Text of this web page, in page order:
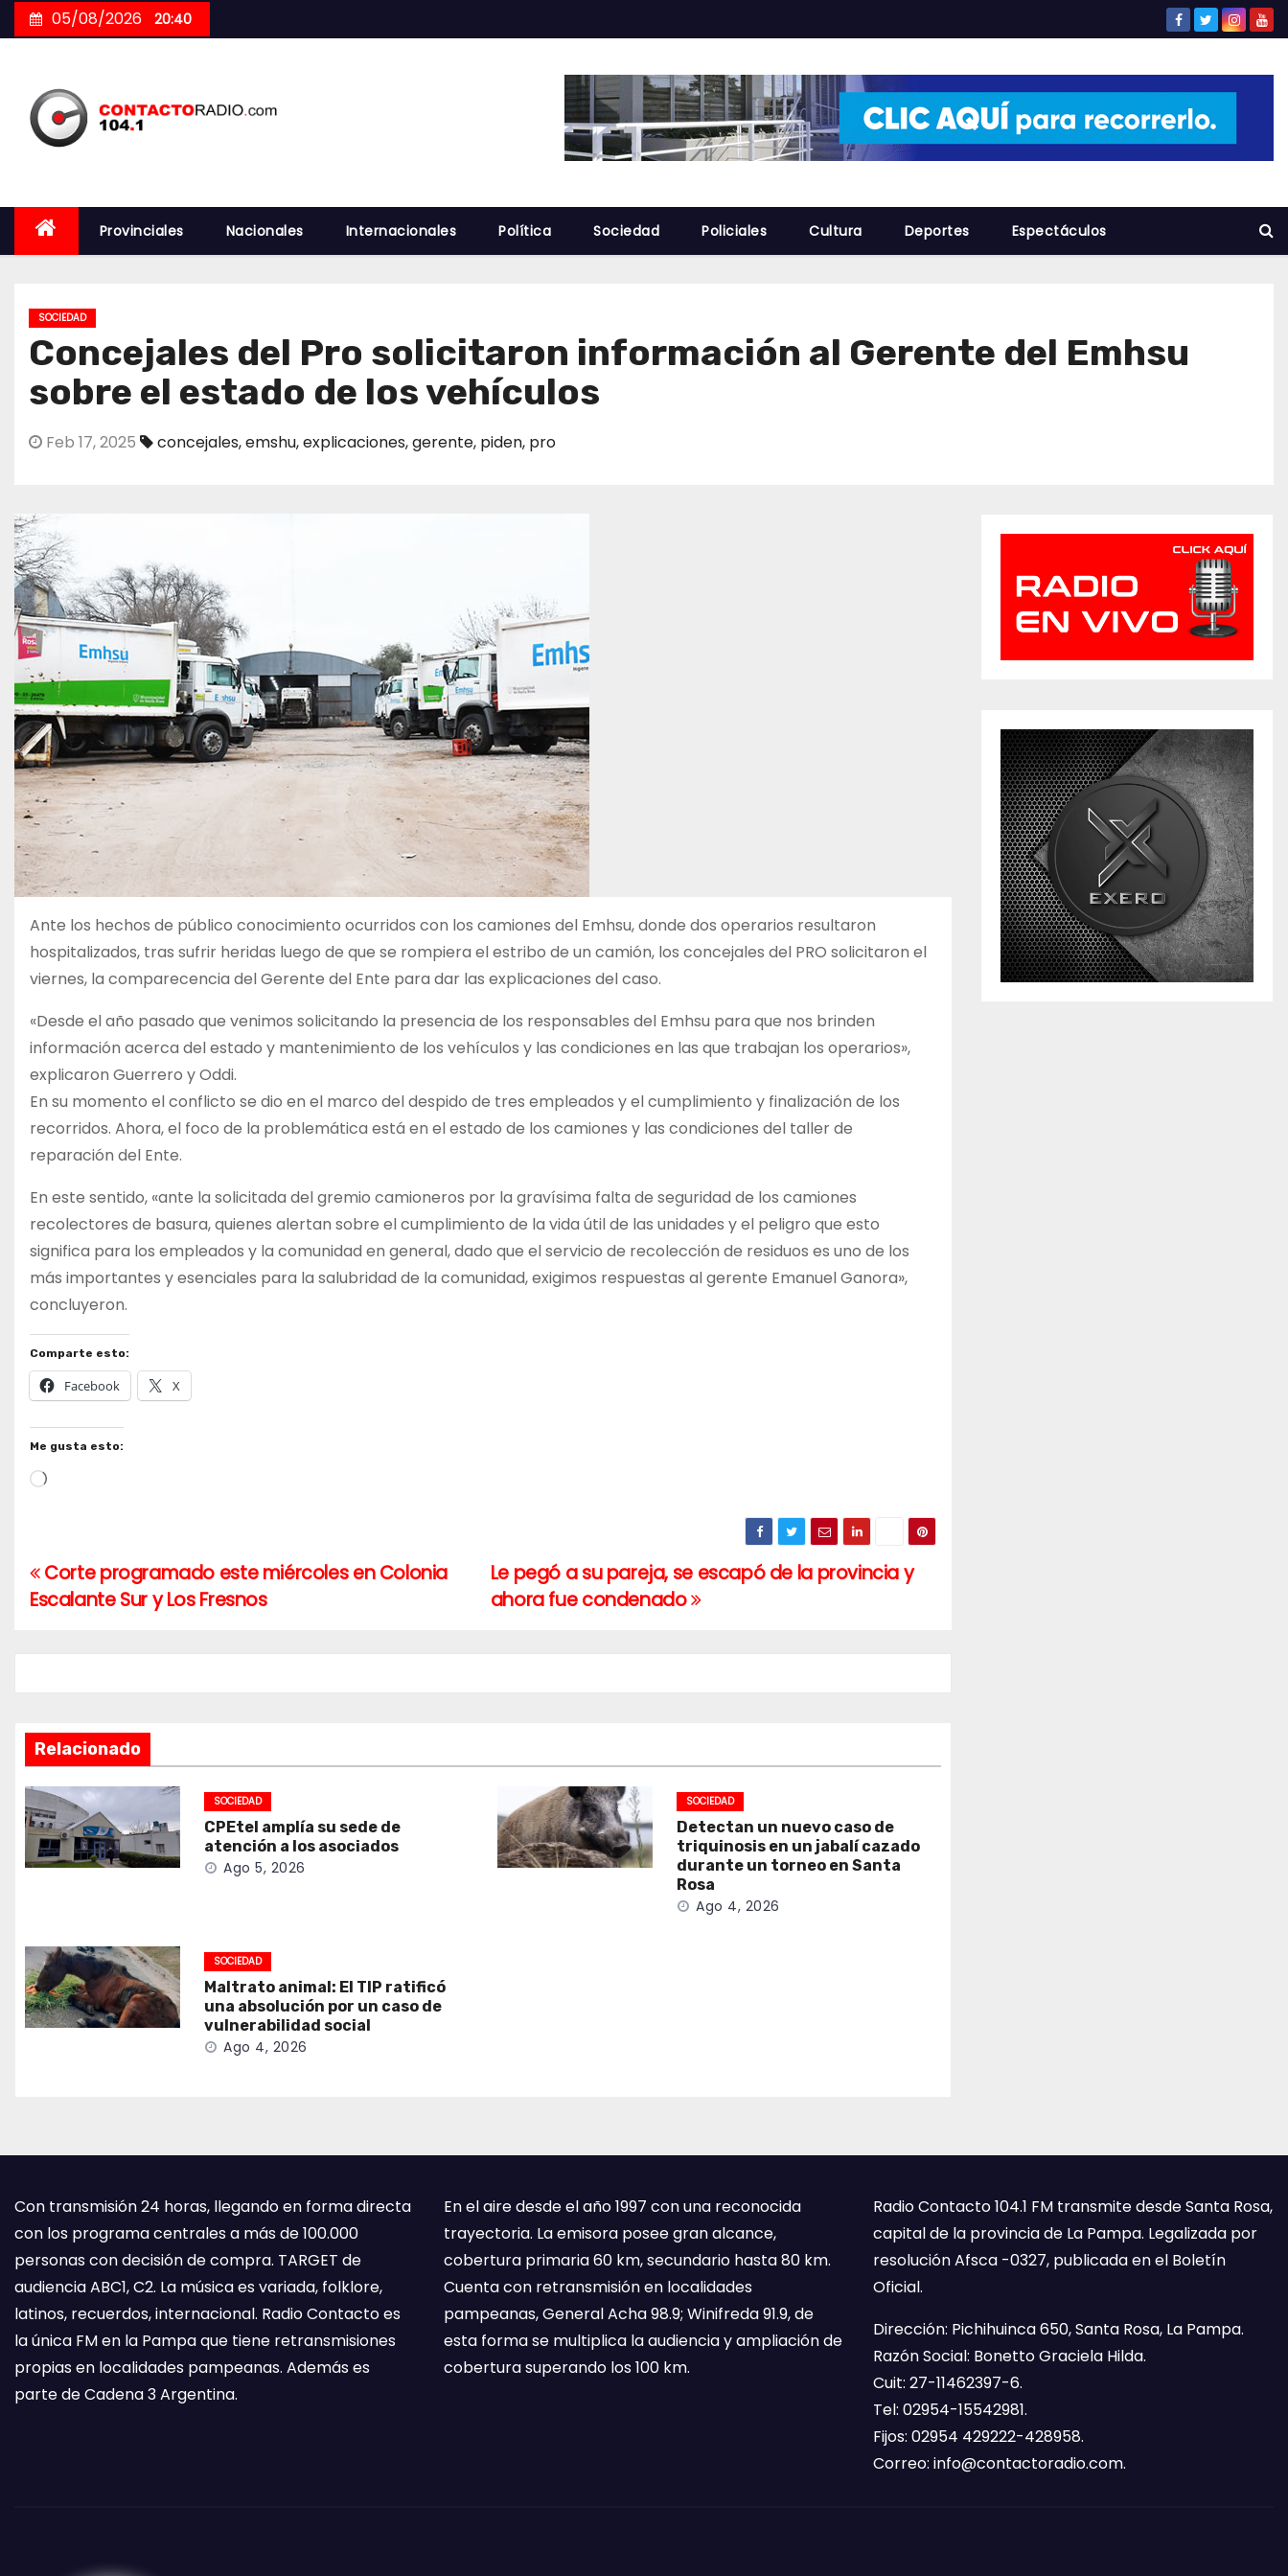
to
05/08/2026 20:40
Provinciales Nacionales Internacionales Política Sociedad Policiales Cultura Deportes Espectáculos
SOCIEDAD
Concejales del Pro solicitaron información al Gerente del Emhsu
sobre el estado de los vehículos
Feb 17, 2025 concejales,emshu,explicaciones,gerente, piden, pro
Ante los hechos de público conocimiento ocurridos con los camiones del Emhsu, donde dos operarios resultaron
hospitalizados, tras sufrir heridas luego de que se rompiera el estribo de un camión, los concejales del PRO solicitaron el
viernes, la comparecencia del Gerente del Ente para dar las explicaciones del caso.
«Desde el año pasado que venimos solicitando la presencia de los responsables del Emhsu para que nos brinden
información acerca del estado y mantenimiento de los vehículos y las condiciones en las que trabajan los operarios»,
explicaron Guerrero y Oddi.
En su momento el conflicto se dio en el marco del despido de tres empleados y el cumplimiento y finalización de los
recorridos. Ahora, el foco de la problemática está en el estado de los camiones y las condiciones del taller de
reparación del Ente.
En este sentido, «ante la solicitada del gremio camioneros por la gravísima falta de seguridad de los camiones
recolectores de basura, quienes alertan sobre el cumplimiento de la vida útil de las unidades y el peligro que esto
significa para los empleados y la comunidad en general, dado que el servicio de recolección de residuos es uno de los
más importantes y esenciales para la salubridad de la comunidad, exigimos respuestas al gerente Emanuel Ganora»,
concluyeron.
Comparte esto:
Facebook X
Me gusta esto:
Cargando...
Navegación
de
Le pegó a su pareja, se escapó de la provincia y
ahora fue condenado
Corte programado este miércoles en Colonia
Escalante Sur y Los Fresnos
Relacionado
SOCIEDAD
CPEtel amplía su sede de
atención a los asociados
Ago 5, 2026
SOCIEDAD
Detectan un nuevo caso de
triquinosis en un jabalí cazado
durante un torneo en Santa
Rosa
Ago 4, 2026
SOCIEDAD
Maltrato animal: El TIP ratificó
una absolución por un caso de
vulnerabilidad social
Ago 4, 2026
Con transmisión 24 horas, llegando en forma directa
con los programa centrales a más de 100.000
personas con decisión de compra. TARGET de
audiencia ABC1, C2. La música es variada, folklore,
latinos, recuerdos, internacional. Radio Contacto es
la única FM en la Pampa que tiene retransmisiones
propias en localidades pampeanas. Además es
parte de Cadena 3 Argentina.
En el aire desde el año 1997 con una reconocida
trayectoria. La emisora posee gran alcance,
cobertura primaria 60 km, secundario hasta 80 km.
Cuenta con retransmisión en localidades
pampeanas, General Acha 98.9; Winifreda 91.9, de
esta forma se multiplica la audiencia y ampliación de
cobertura superando los 100 km.
Radio Contacto 104.1 FM transmite desde Santa Rosa,
capital de la provincia de La Pampa. Legalizada por
resolución Afsca -0327, publicada en el Boletín
Oficial.
Dirección: Pichihuinca 650, Santa Rosa, La Pampa.
Razón Social: Bonetto Graciela Hilda.
Cuit: 27-11462397-6.
Tel: 02954-15542981.
Fijos: 02954 429222-428958.
Correo: info@contactoradio.com.